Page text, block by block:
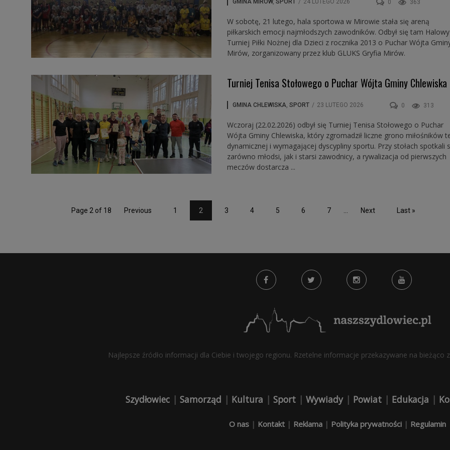
0 363
W sobotę, 21 lutego, hala sportowa w Mirowie stała się areną
piłkarskich emocji najmłodszych zawodników. Odbył się tam Halowy
Turniej Piłki Nożnej dla Dzieci z rocznika 2013 o Puchar Wójta
Mirów, zorganizowany przez klub GLUKS Gryfia Mirów.
Turniej Tenisa Stołowego o Puchar Wójta Gminy Chlewiska
GMINA CHLEWISKA SPORT / 23 LUTEGO 2026 0 313
Wczoraj (22.02.2026) odbył się Turniej Tenisa Stołowego o Puchar
Wójta Gminy Chlewiska, który zgromadził liczne grono miłośników
dynamicznej i wymagającej dyscypliny sportu. Przy stołach spotkali
zarówno młodsi, jak i starsi zawodnicy, a rywalizacja od pierwszych
meczów dostarcza ...
Page 2 of 18 Previous 1 2 3 4 5 6 7 Next Last »
Najlepsze źródło informacji dla Ciebie i twojego regionu. Rzetelne informacje przekazywane na bieżąco
Szydłowiec | Samorząd | Kultura | Sport | Wywiady| Powiat | Edukacja |
O nas | Kontakt | Reklama | Polityka prywatności | Regulamin